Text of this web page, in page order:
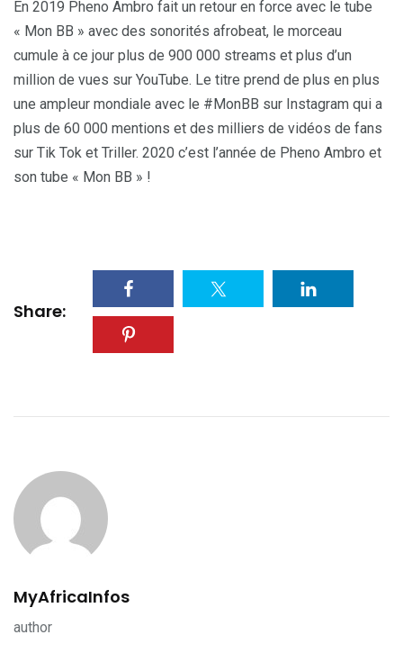
En 2019 Pheno Ambro fait un retour en force avec le tube
« Mon BB » avec des sonorités afrobeat, le morceau
cumule à ce jour plus de 900 000 streams et plus d’un
million de vues sur YouTube. Le titre prend de plus en plus
une ampleur mondiale avec le #MonBB sur Instagram qui a
plus de 60 000 mentions et des milliers de vidéos de fans
sur Tik Tok et Triller. 2020 c’est l’année de Pheno Ambro et
son tube « Mon BB » !
Share:
MyAfricaInfos
author